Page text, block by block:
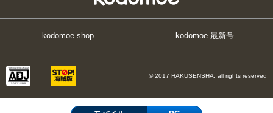
kodomoe shop kodomoe 最新号
© 2017 HAKUSENSHA, all rights reserved